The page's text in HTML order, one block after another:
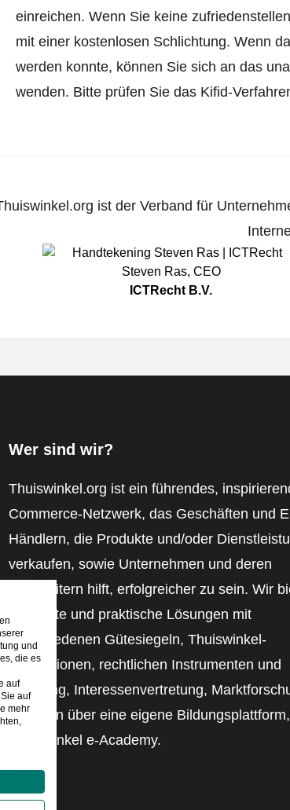
einreichen. Wenn Sie keine
mit einer kostenlosen Schlichtung. Wenn
werden konnte, können Sie sich an das
wenden. Bitte prüfen Sie das Kifid-
ist der Verband für
Steven Ras, CEO
ICTRecht B.V.
Wer sind wir?
Thuiswinkel.org ist ein führendes,
Commerce-Netzwerk, das Geschäften und
Händlern, die Produkte und/oder
verkaufen, sowie Unternehmen und deren
Mitarbeitern hilft, erfolgreicher zu sein. Wir
relevante und praktische Lösungen mit
verschiedenen Gütesiegeln, Thuiswinkel-
Rezensionen, rechtlichen Instrumenten und
Beratung, Interessenvertretung,
verfügen über eine eigene
Thuiswinkel e-Academy.
und
die es
auf
auf
mehr